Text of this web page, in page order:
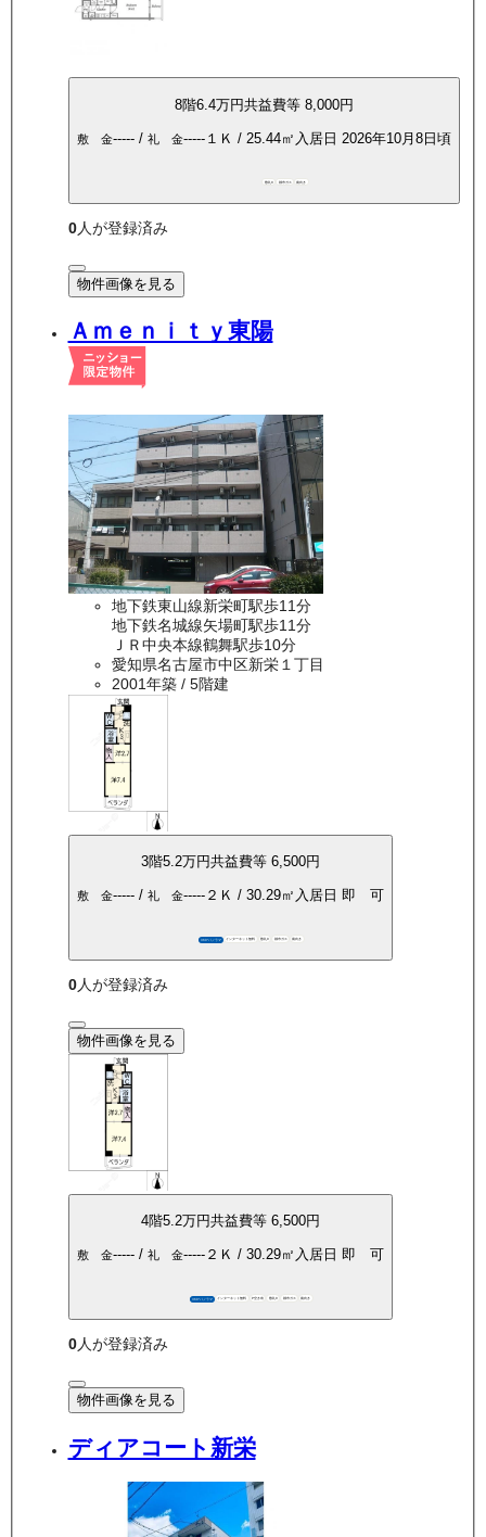
8階6.4万円共益費等 8,000円
敷 金-----/ 礼 金-----１Ｋ / 25.44㎡ 入居日 2026年10月8日頃
敷礼0 都市ガス 南向き
0人が登録済み
物件画像を見る
Ａｍｅｎｉｔｙ東陽
地下鉄東山線新栄町駅歩11分
地下鉄名城線矢場町駅歩11分
ＪＲ中央本線鶴舞駅歩10分
愛知県名古屋市中区新栄１丁目
2001年築/ 5階建
3階5.2万円共益費等 6,500円
敷 金-----/ 礼 金-----２Ｋ / 30.29㎡ 入居日 即 可
360°パノラマ インターネット無料 敷礼0 都市ガス 南向き
0人が登録済み
物件画像を見る
4階5.2万円共益費等 6,500円
敷 金-----/ 礼 金-----２Ｋ / 30.29㎡ 入居日 即 可
360°パノラマ インターネット無料 P空き有 敷礼0 都市ガス 南向き
0人が登録済み
物件画像を見る
ディアコート新栄